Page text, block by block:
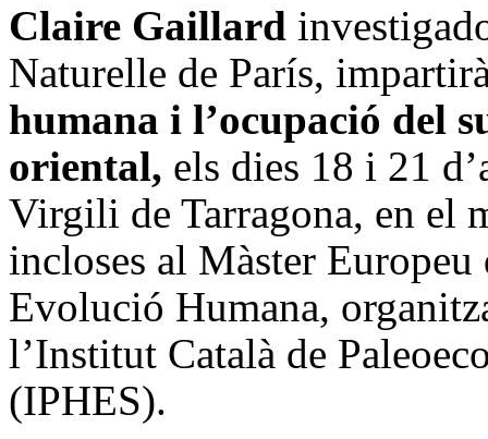
Claire Gaillard
Naturelle de París,
humana i l’ocupació del
oriental, els dies 18 i 21
Virgili de Tarragona, en el
incloses al Màster
Evolució Humana,
l’Institut Català de
(IPHES).